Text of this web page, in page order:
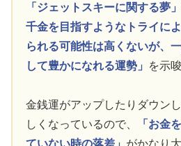
「ジェットスキーに関する夢
千金を目指すようなトライに
られる可能性は高くないが、
して豊かになれる運勢」
を示
金銭運がアップしたりダウン
しくなっているので、
「お金
ていない時の落差」 がかなり